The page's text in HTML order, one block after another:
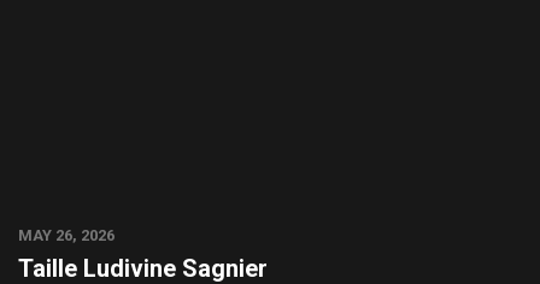
MAY 26, 2026
Taille Ludivine Sagnier